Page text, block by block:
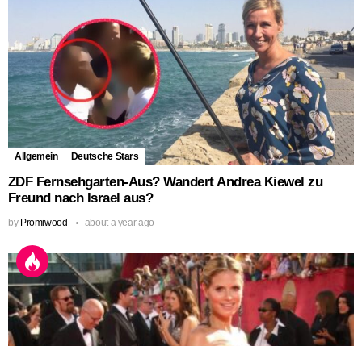
Allgemein Deutsche Stars
ZDF Fernsehgarten-Aus? Wandert Andrea Kiewel zu
Freund nach Israel aus?
by Promiwood about a year ago